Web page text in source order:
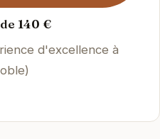
140 €
d'excellence à